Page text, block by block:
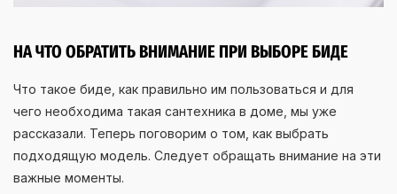
НА ЧТО ОБРАТИТЬ ВНИМАНИЕ ПРИ ВЫБОРЕ БИДЕ
Что такое биде, как правильно им пользоваться и для
чего необходима такая сантехника в доме, мы уже
рассказали. Теперь поговорим о том, как выбрать
подходящую модель. Следует обращать внимание на эти
важные моменты.